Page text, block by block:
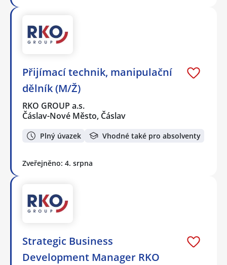
Přijímací technik, manipulační
dělník (M/Ž)
RKO GROUP a.s.
Čáslav-Nové Město, Čáslav
Plný úvazek Vhodné také pro absolventy
Zveřejněno: 4. srpna
Strategic Business
Development Manager RKO